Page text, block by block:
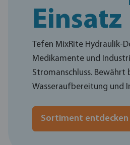
Einsatz
Tefen MixRite
Medikamente und
Stromanschluss. Bewährt
Wasseraufbereitung und
Sortiment entdecken